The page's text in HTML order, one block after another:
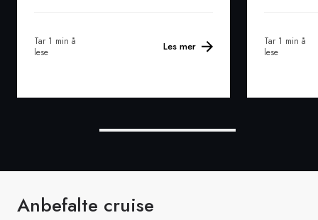
Tar 1 min å
lese
Les mer
Tar 1 min å
lese
Anbefalte cruise